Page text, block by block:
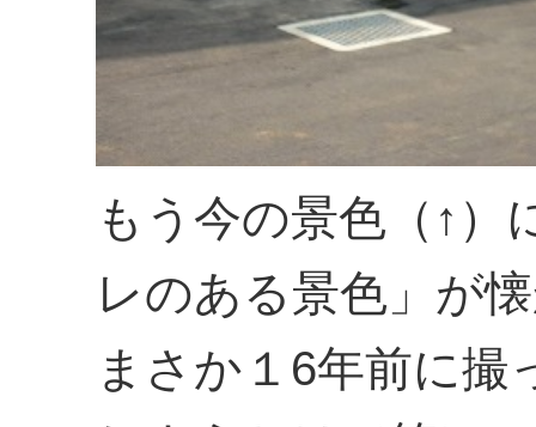
もう今の景色（↑）
レのある景色」が
まさか１6年前に